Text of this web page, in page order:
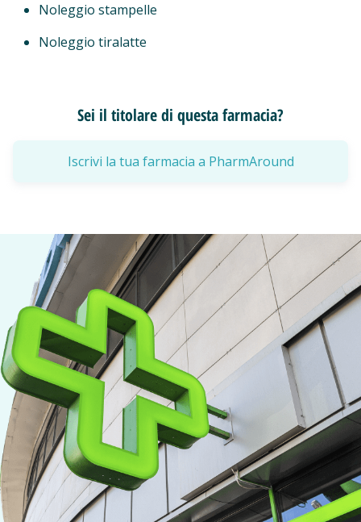
Noleggio stampelle
Noleggio tiralatte
Sei il titolare di questa farmacia?
Iscrivi la tua farmacia a PharmAround